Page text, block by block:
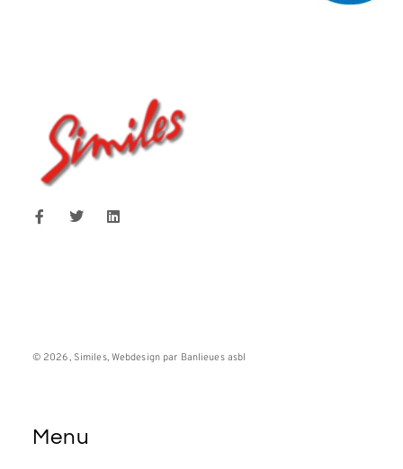
© 2026, Similes, Webdesign par Banlieues asbl
Menu